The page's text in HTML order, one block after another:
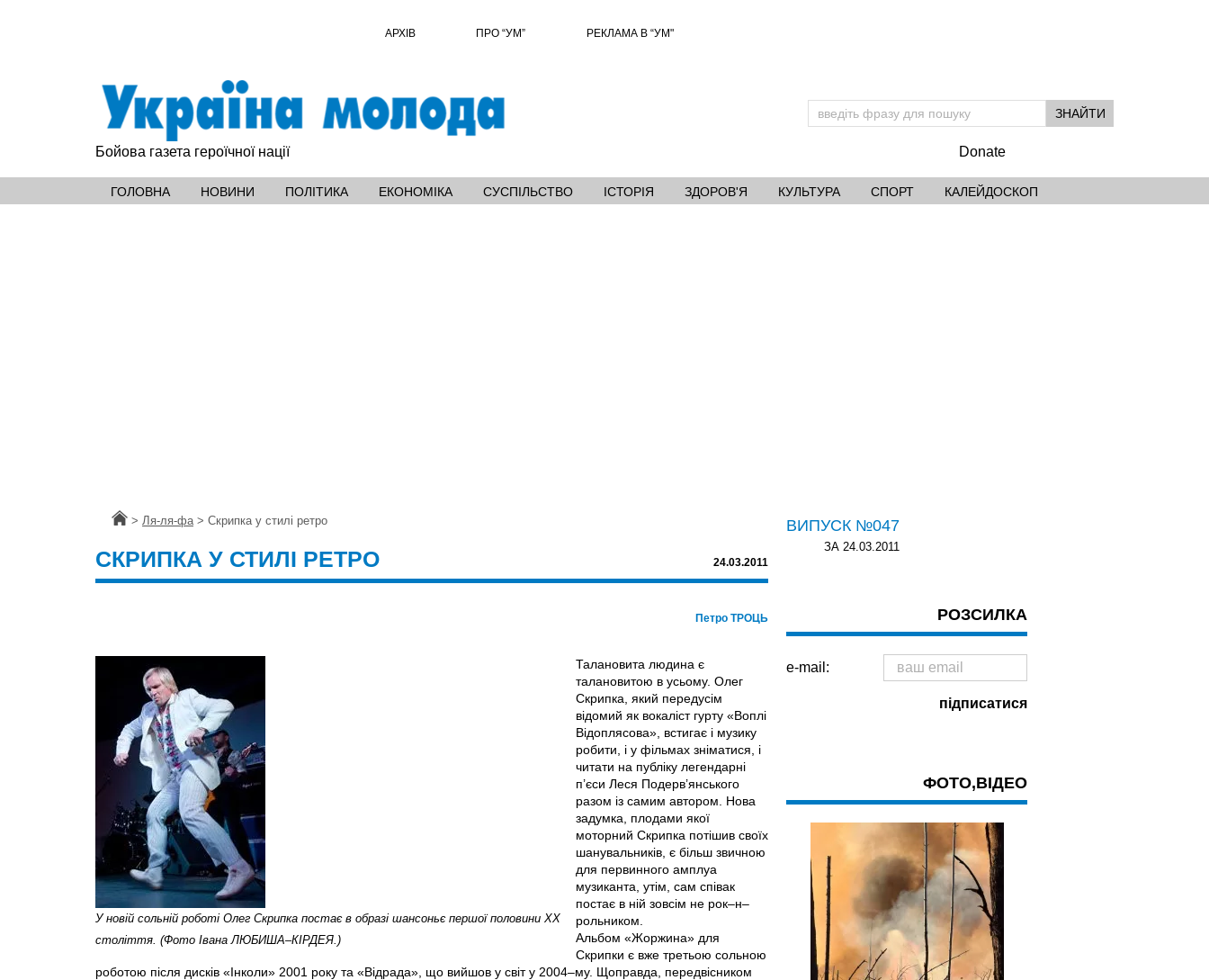
АРХІВ ПРО “УМ” РЕКЛАМА В “УМ"
Бойова газета героїчної нації Donate
ГОЛОВНА НОВИНИ ПОЛІТИКА ЕКОНОМІКА СУСПІЛЬСТВО ІСТОРІЯ ЗДОРОВ'Я КУЛЬТУРА СПОРТ КАЛЕЙДОСКОП
Головна
> Ля-ля-фа > Скрипка у стилі ретро
СКРИПКА У СТИЛІ РЕТРО 24.03.2011
Петро ТРОЦЬ
У новій сольній роботі Олег Скрипка постає в образі шансоньє першої половини ХХ
століття. (Фото Івана ЛЮБИША–КІРДЕЯ.)
Талановита людина є
талановитою в усьому. Олег
Скрипка, який передусім
відомий як вокаліст гурту «Воплі
Відоплясова», встигає і музику
робити, і у фільмах зніматися, і
читати на публіку легендарні
п’єси Леся Подерв’янського
разом iз самим автором. Нова
задумка, плодами якої
моторний Скрипка потішив своїх
шанувальників, є більш звичною
для первинного амплуа
музиканта, утім, сам співак
постає в ній зовсім не рок–н–
рольником.
Альбом «Жоржина» для
Скрипки є вже третьою сольною
роботою після дисків «Інколи» 2001 року та «Відрада», що вийшов у світ у 2004–му. Щоправда, передвісником
ВИПУСК №047
ЗА 24.03.2011
РОЗСИЛКА
e-mail:
ФОТО,ВІДЕО